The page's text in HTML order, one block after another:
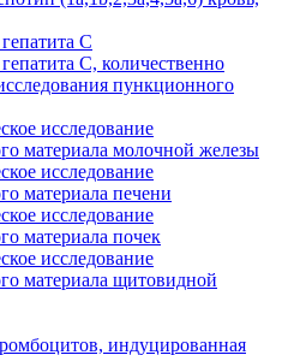
C
C, количественно
пункционного
исследование
материала молочной железы
исследование
материала печени
исследование
материала почек
исследование
материала щитовидной
индуцированная